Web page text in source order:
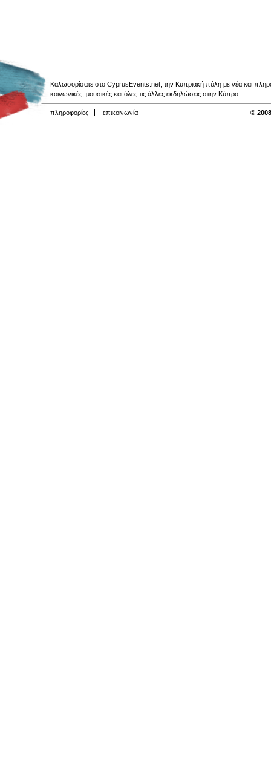
Καλωσορίσατε στο CyprusEvents.net, την Κυπριακή πύλη με νέα και
κοινωνικές, μουσικές και όλες τις άλλες εκδηλώσεις στην Κύπρο.
πληροφορίες επικοινωνία ©